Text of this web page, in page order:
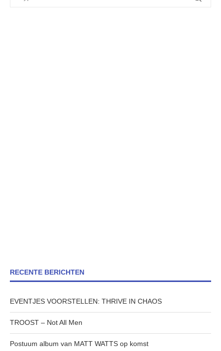
RECENTE BERICHTEN
EVENTJES VOORSTELLEN: THRIVE IN CHAOS
TROOST – Not All Men
Postuum album van MATT WATTS op komst